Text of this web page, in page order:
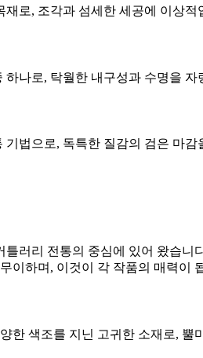
재로, 조각과 섬세한 세공에 이상적
하나로, 탁월한 내구성과 수명을 자
기법으로, 독특한 질감의 검은 마감
틀러리 전통의 중심에 있어 왔습
이하며, 이것이 각 작품의 매력이
한 색조를 지닌 고귀한 소재로, 뿔